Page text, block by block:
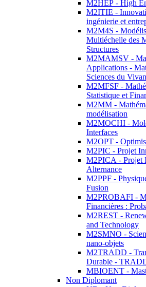
M2HEP - High
M2ITIE -
ingénierie et
M2M4S -
Multiéchelle des
Structures
M2MAMSV -
Applications -
Sciences du
M2MFSF -
Statistique et
M2MM -
modélisation
M2MOCHI -
Interfaces
M2OPT -
M2PIC - Projet
M2PICA - Projet
Alternance
M2PPF -
Fusion
M2PROBAFI -
Financières :
M2REST -
and Technology
M2SMNO -
nano-objets
M2TRADD -
Durable -
MBIOENT -
Non Diplomant